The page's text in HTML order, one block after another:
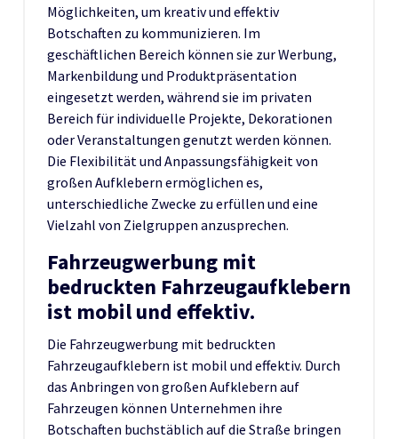
Möglichkeiten, um kreativ und effektiv
Botschaften zu kommunizieren. Im
geschäftlichen Bereich können sie zur Werbung,
Markenbildung und Produktpräsentation
eingesetzt werden, während sie im privaten
Bereich für individuelle Projekte, Dekorationen
oder Veranstaltungen genutzt werden können.
Die Flexibilität und Anpassungsfähigkeit von
großen Aufklebern ermöglichen es,
unterschiedliche Zwecke zu erfüllen und eine
Vielzahl von Zielgruppen anzusprechen.
Fahrzeugwerbung mit
bedruckten Fahrzeugaufklebern
ist mobil und effektiv.
Die Fahrzeugwerbung mit bedruckten
Fahrzeugaufklebern ist mobil und effektiv. Durch
das Anbringen von großen Aufklebern auf
Fahrzeugen können Unternehmen ihre
Botschaften buchstäblich auf die Straße bringen